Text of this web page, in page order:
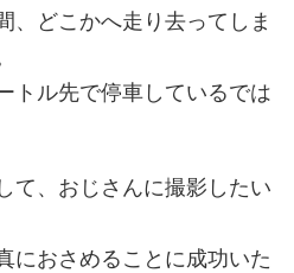
、どこかへ走り去ってしま
トル先で停車しているでは
て、おじさんに撮影したい
におさめることに成功いた